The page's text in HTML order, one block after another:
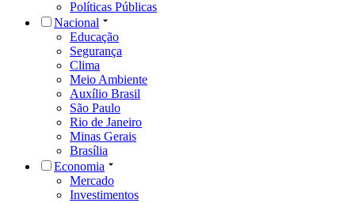
Políticas Públicas
Nacional
Educação
Segurança
Clima
Meio Ambiente
Auxílio Brasil
São Paulo
Rio de Janeiro
Minas Gerais
Brasília
Economia
Mercado
Investimentos